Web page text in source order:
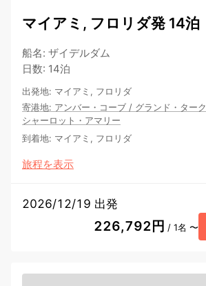
マイアミ, フロリダ発 14泊
船名: ザイデルダム
日数: 14泊
出発地: マイアミ, フロリダ
寄港地: アンバー・コーブ / グランド・ターク
シャーロット・アマリー
到着地: マイアミ, フロリダ
旅程を表示
2026/12/19 出発
226,792円 / 1名 〜